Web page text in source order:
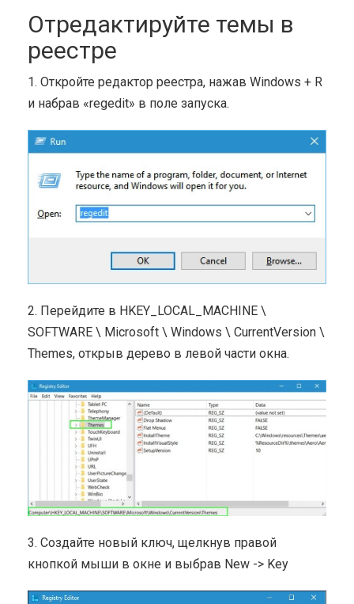
Отредактируйте темы в
реестре
1. Откройте редактор реестра, нажав Windows + R
и набрав «regedit» в поле запуска.
2. Перейдите в HKEY_LOCAL_MACHINE \
SOFTWARE \ Microsoft \ Windows \ CurrentVersion \
Themes, открыв дерево в левой части окна.
3. Создайте новый ключ, щелкнув правой
кнопкой мыши в окне и выбрав New -> Key